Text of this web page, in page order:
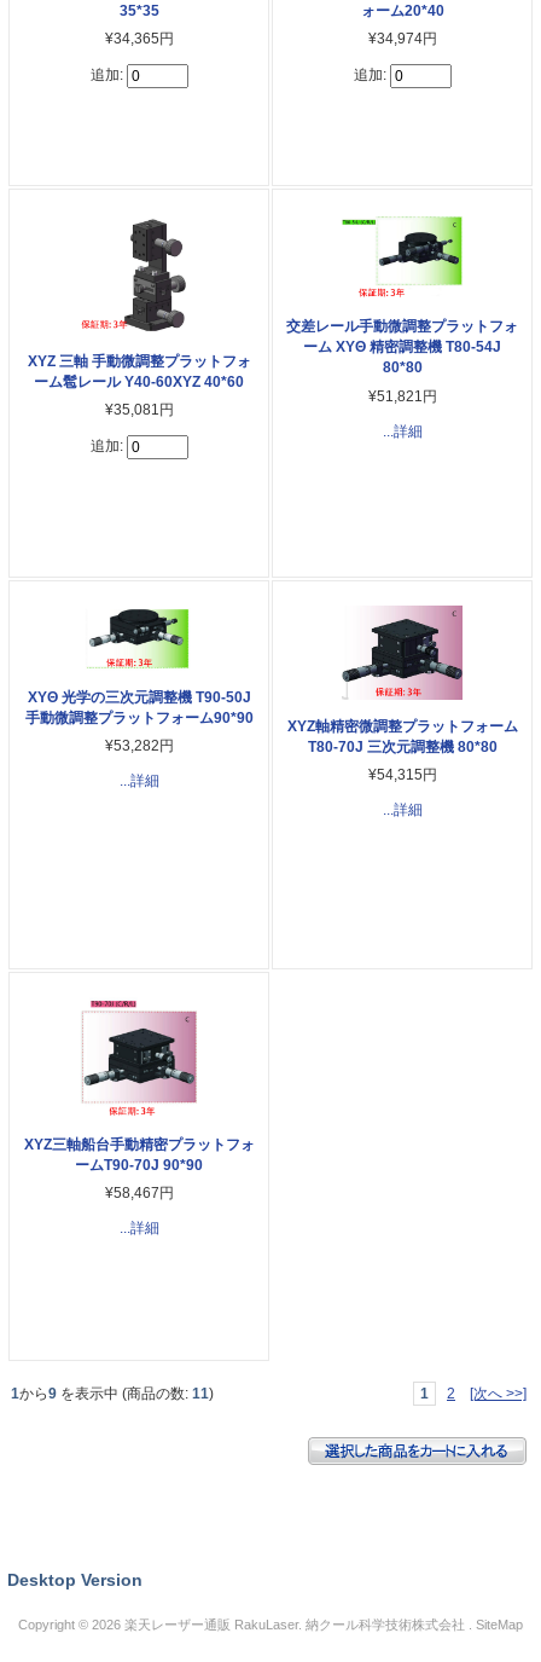
35*35
¥34,365円
追加:
ォーム20*40
¥34,974円
追加:
XYZ 三軸 手動微調整プラットフォ
ーム髱レール Y40-60XYZ 40*60
¥35,081円
追加:
交差レール手動微調整プラットフォ
ーム XYΘ 精密調整機 T80-54J
80*80
¥51,821円
...詳細
XYΘ 光学の三次元調整機 T90-50J
手動微調整プラットフォーム90*90
¥53,282円
...詳細
XYZ軸精密微調整プラットフォーム
T80-70J 三次元調整機 80*80
¥54,315円
...詳細
XYZ三軸船台手動精密プラットフォ
ームT90-70J 90*90
¥58,467円
...詳細
1から9 を表示中 (商品の数: 11) 1 2 [次へ >>]
Desktop Version
Copyright © 2026 楽天レーザー通販 RakuLaser. 納クール科学技術株式会社 . SiteMap